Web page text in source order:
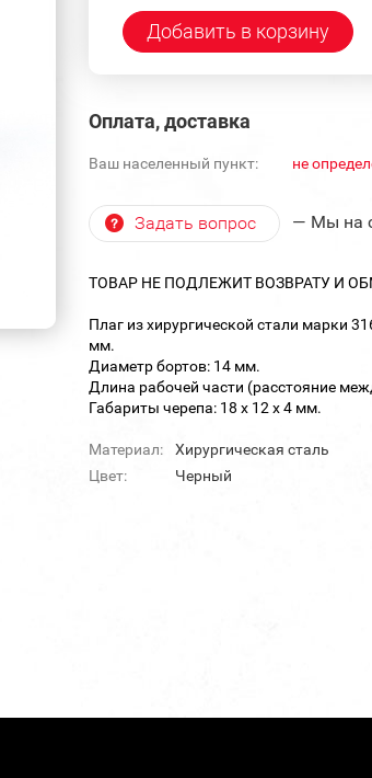
Добавить в корзину
Оплата, доставка
Ваш населенный пункт: не
Задать вопрос — Мы на
ТОВАР НЕ ПОДЛЕЖИТ ВОЗВРАТУ И
Плаг из хирургической стали марки
мм.
Диаметр бортов: 14 мм.
Длина рабочей части (расстояние
Габариты черепа: 18 х 12 х 4 мм.
Материал:
Хирургическая сталь
Цвет:
Черный